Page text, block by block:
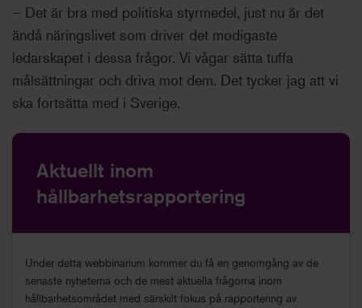
– Det är bra med politiska styrmedel, just nu är det
ändå näringslivet som driver det modigaste
ledarskapet i dessa frågor. Vi vågar sätta tuffa
målsättningar och driva mot dem. Det tycker jag att vi
ska fortsätta med i Sverige.
Aktuellt inom
hållbarhetsrapportering
Under detta webbinarium kommer du få en genomgång av de
senaste nyheterna och de mest aktuella frågorna inom
hållbarhetsområdet med särskilt fokus på rapportering av